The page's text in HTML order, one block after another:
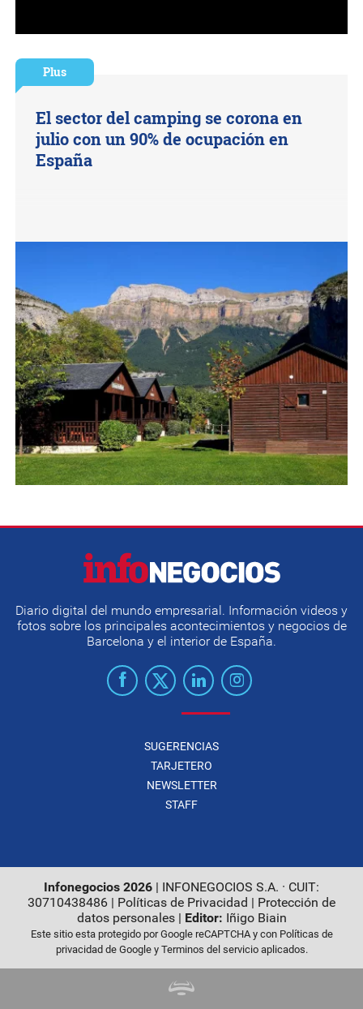
Plus
El sector del camping se corona en
julio con un 90% de ocupación en
España
Diario digital del mundo empresarial. Información videos y
fotos sobre los principales acontecimientos y negocios de
Barcelona y el interior de España.
SUGERENCIAS
TARJETERO
NEWSLETTER
STAFF
Infonegocios 2026 | INFONEGOCIOS S.A. · CUIT:
30710438486 | Políticas de Privacidad | Protección de
datos personales| Editor: Iñigo Biain
Este sitio esta protegido por Google reCAPTCHA y con Políticas de
privacidad de Googley Terminos del servicioaplicados.